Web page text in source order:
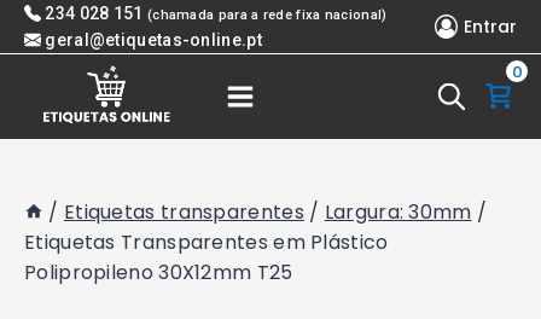
Skip 234 028 151 (chamada para a rede fixa nacional)
geral@etiquetas-online.pt
Entrar
0
/ Etiquetas transparentes / Largura: 30mm /
Etiquetas Transparentes em Plástico
Polipropileno 30X12mm T25